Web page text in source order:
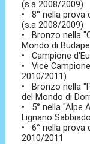
(s.a 2008/2009)
• 8° nella prova
(s.a 2008/2009)
• Bronzo nella
Mondo di
• Campione
• Vice
2010/2011)
• Bronzo nella
del Mondo di
• 5° nella "Alpe
Lignano
• 6° nella prova
2010/2011